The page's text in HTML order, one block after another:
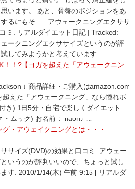
います。 あと、骨盤のポジションをあ
るにもそ. … アウェークニングエクササ
ミ. リアルダイエット日記 | Tracked:
ークニングエクササイズというのが評
してみようかと考えています …
！！?【ヨガを超えた「アウェークニン
↓ 商品詳細・ご購入はamazon.com
超えた「アウェークニング」なら憧れボ
き) 1日5分・自宅で楽しくダイエット
・ムック) お名前： naon♪ …
グ・アウェイクニングとは・・・ –
サイズ(DVD)の効果と口コミ. アウェー
いうのが評判いいので、ちょっと試し
す. 2010/1/14(木) 午前 9:15 [ リアルダ